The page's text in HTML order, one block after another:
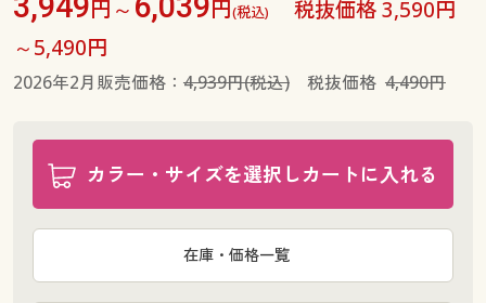
円～ 円(税込)
税抜価格 3,590円
～5,490円
2026年2月販売価格： 4,939円(税込)税抜価格 4,490円
カラー・サイズを選択しカートに入れる
在庫・価格一覧